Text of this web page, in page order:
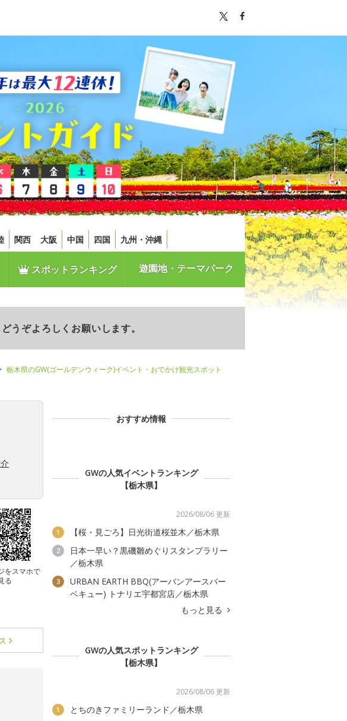
関西 大阪 中国 四国 九州・沖縄
スポットランキング 遊園地・テーマパーク
うぞよろしくお願いします。
栃木県のGW(ゴールデンウィーク)イベント・おでかけ観光スポット
をスマホで
る
おすすめ情報
GWの人気イベントランキング
【栃木県】
2026/08/06 更新
1 【桜・見ごろ】日光街道桜並木／栃木県
2
日本一早い？黒磯雛めぐりスタンプラリー
／栃木県
3
URBAN EARTH BBQ(アーバンアースバー
ベキュー) トナリエ宇都宮店／栃木県
もっと見る
GWの人気スポットランキング
【栃木県】
2026/08/06 更新
1 とちのきファミリーランド／栃木県